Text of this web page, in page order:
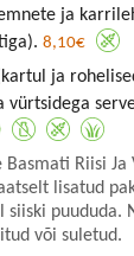
ja
8,10€
ja
vürtsidega
Riisi Ja
lisatud
puududa.
või suletud.